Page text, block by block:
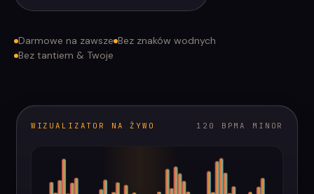
Darmowe na zawsze Bez znaków wodnych
Bez tantiem & Twoje
WIZUALIZATOR NA ŻYWO 120 BPMA MINOR